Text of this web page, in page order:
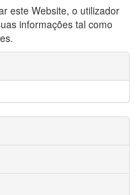
este Website, o utilizador
informações tal como